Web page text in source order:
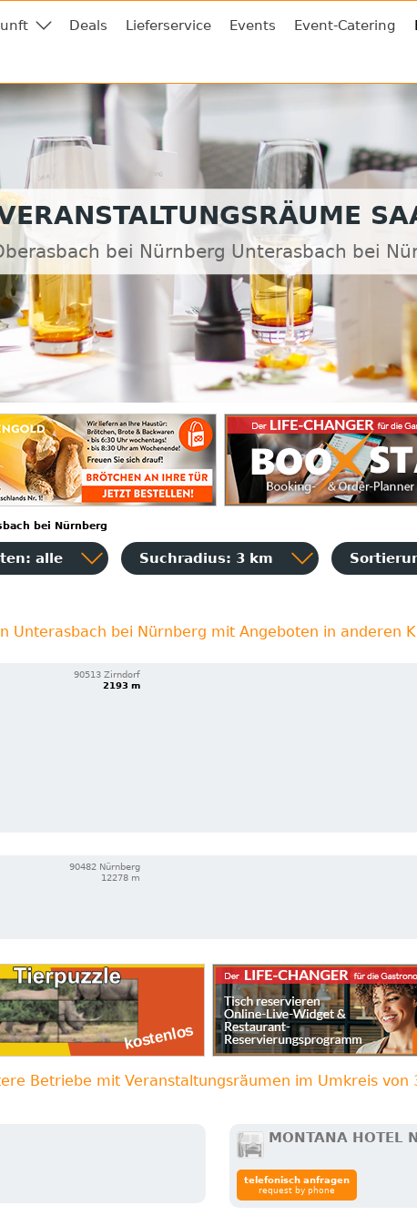
Deals Lieferservice Events Event-Catering
bei Nürnberg Unterasbach bei
bei Nürnberg
alle Suchradius: 3 km
Unterasbach bei Nürnberg mit Angeboten in anderen
90513 Zirndorf
2193 m
90482 Nürnberg
12278 m
Betriebe mit Veranstaltungsräumen im Umkreis von
MONTANA HOTEL
telefonisch anfragen
request by phone